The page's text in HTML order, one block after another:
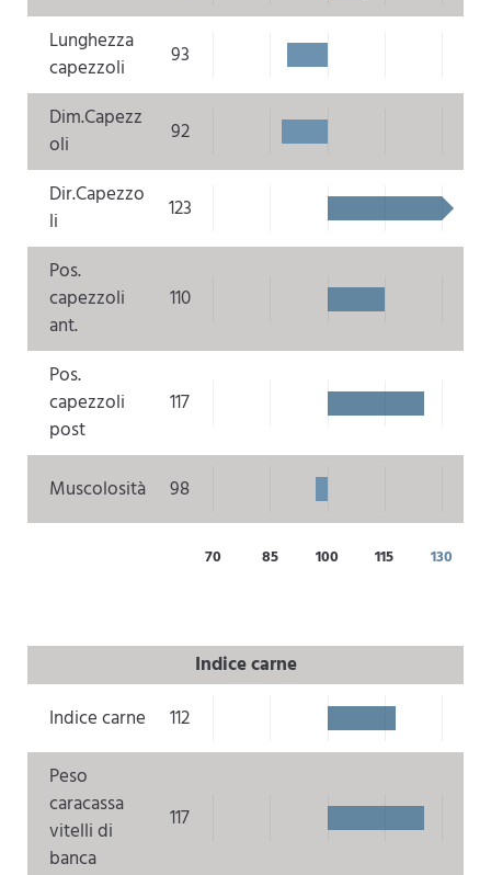
Lunghezza
capezzoli
93
Dim.Capezz
oli
92
Dir.Capezzo
li
123
Pos.
capezzoli
ant.
110
Pos.
capezzoli
post
117
Muscolosità 98
70 85 100 115 130
Indice carne
Indice carne
112
Peso
caracassa
vitelli di
banca
117